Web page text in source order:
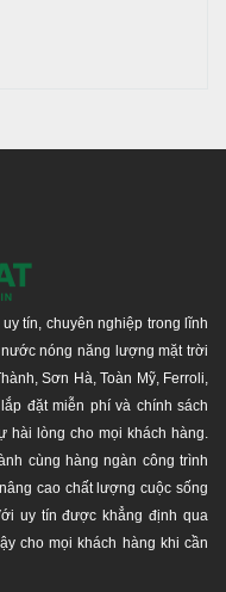
tín, chuyên nghiệp trong lĩnh
nóng năng lượng mặt trời
Sơn Hà, Toàn Mỹ, Ferroli,
đặt miễn phí và chính sách
hài lòng cho mọi khách hàng.
cùng hàng ngàn công trình
cao chất lượng cuộc sống
uy tín được khẳng định qua
cho mọi khách hàng khi cần